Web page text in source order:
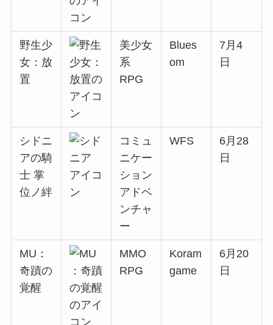
野生少
女：放
置
美少女
系
RPG
Blues
om
7月4
日
シドニ
アの騎
士 掌
位ノ絆
コミュ
ニケー
ション
アドベ
ンチャ
ー
WFS
6月28
日
MU：
奇蹟の
覚醒
MMO
RPG
Koram
game
6月20
日